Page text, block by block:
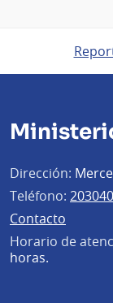
Dirección:
Teléfono:
Contacto
Horario de
horas.